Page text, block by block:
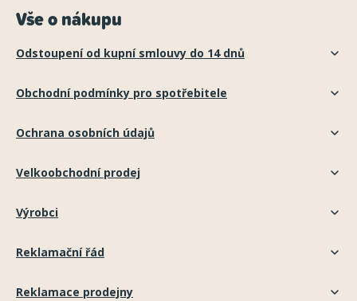
Vše o nákupu
Odstoupení od kupní smlouvy do 14 dnů
Obchodní podmínky pro spotřebitele
Ochrana osobních údajů
Velkoobchodní prodej
Výrobci
Reklamační řád
Reklamace prodejny